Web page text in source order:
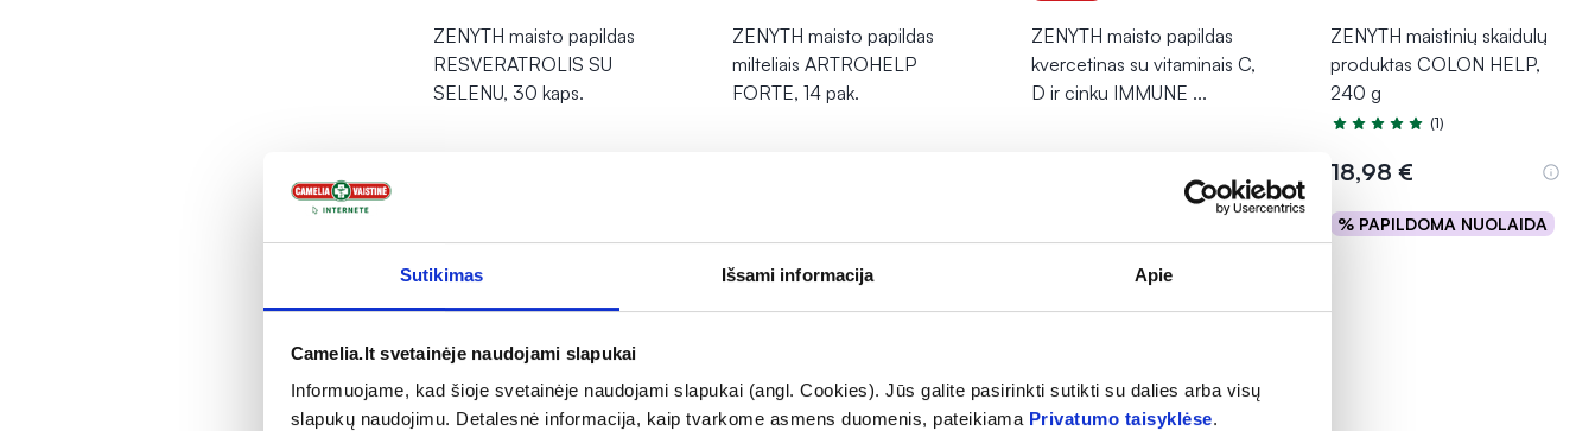
Sutikimas Išsami informacija Apie
Camelia.lt svetainėje naudojami slapukai
Informuojame, kad šioje svetainėje naudojami slapukai (angl. Cookies). Jūs galite pasirinkti sutikti su dalies arba visų
slapukų naudojimu. Detalesnė informacija, kaip tvarkome asmens duomenis, pateikiama Privatumo taisyklėse.
ZENYTH maisto papildas
RESVERATROLIS SU
SELENU, 30 kaps.
Į krepšelį
ZENYTH maisto papildas
milteliais ARTROHELP
FORTE, 14 pak.
Į krepšelį
ZENYTH maisto papildas
kvercetinas su vitaminais C,
D ir cinku IMMUNE ...
Į krepšelį
ZENYTH maistinių skaidulų
produktas COLON HELP,
240 g
Įvertinimas 5.0 iš 5
(1)
18,98 €
% PAPILDOMA NUOLAIDA
Į krepšelį
Tik internete Tik internete